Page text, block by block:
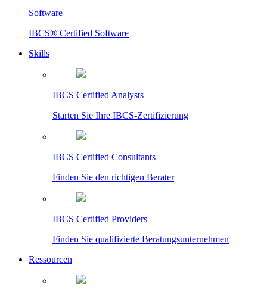
Software
IBCS® Certified Software
Skills
IBCS Certified Analysts
Starten Sie Ihre IBCS-Zertifizierung
IBCS Certified Consultants
Finden Sie den richtigen Berater
IBCS Certified Providers
Finden Sie qualifizierte Beratungsunternehmen
Ressourcen